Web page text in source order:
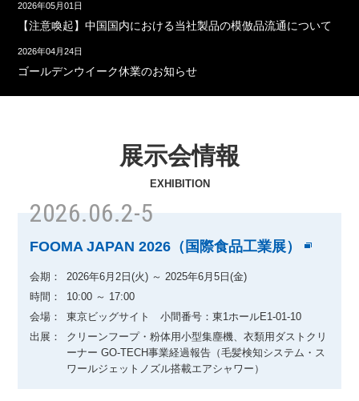
2026年05月01日
【注意喚起】中国国内における当社製品の模倣品流通について
2026年04月24日
ゴールデンウイーク休業のお知らせ
展示会情報
EXHIBITION
2026.06.2-5
FOOMA JAPAN 2026（国際食品工業展）
会期：
2026年6月2日(火) ～ 2025年6月5日(金)
時間：
10:00 ～ 17:00
会場：
東京ビッグサイト 小間番号：東1ホールE1-01-10
出展：
クリーンフープ・粉体用小型集塵機、衣類用ダストクリ
ーナー GO-TECH事業経過報告（毛髪検知システム・ス
ワールジェットノズル搭載エアシャワー）